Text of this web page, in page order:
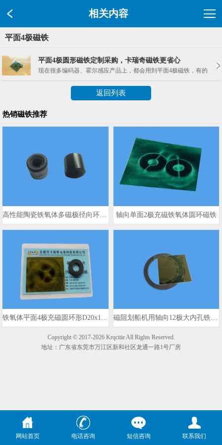
相关内容
平面4极磁铁
平面4极圆形磁铁定制采购，卡瑞奇磁铁更省心
现在很多编码器、霍尔感应产品上，都会用到平面4极磁铁，有的是
返回列表
热销磁铁推荐
轴向单面2极充磁铁氧体圆环磁铁
铁氧体平面4极充磁圆环形D20x10x3mm 980gs 磁阻划船机用轴向12极大内孔铁氧体磁环
Copyright © 2017-2026 Krqcitie All Rights Reserved.
地址：广东省东莞市万江区新和社区龙通一路1号厂房
网站首页 电话咨询 短信咨询 联系我们